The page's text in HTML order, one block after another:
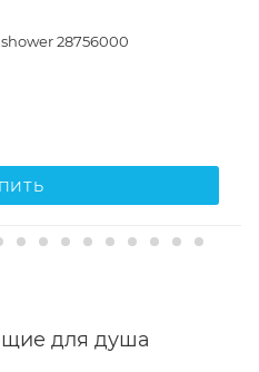
28756000
для душа